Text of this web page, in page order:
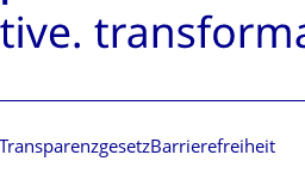
TransparenzgesetzBarrierefreiheit